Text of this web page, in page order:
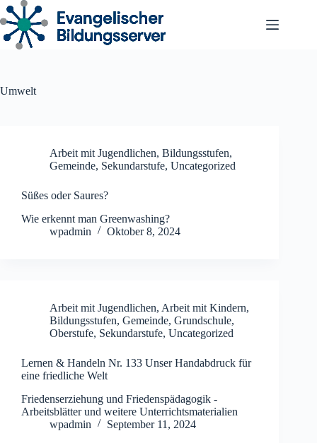
Zum
Inhalt
springen
Umwelt
Arbeit mit Jugendlichen, Bildungsstufen,
Gemeinde, Sekundarstufe, Uncategorized
Süßes oder Saures?
Wie erkennt man Greenwashing?
wpadmin
Oktober 8, 2024
Arbeit mit Jugendlichen, Arbeit mit Kindern,
Bildungsstufen, Gemeinde, Grundschule,
Oberstufe, Sekundarstufe, Uncategorized
Lernen & Handeln Nr. 133 Unser Handabdruck für
eine friedliche Welt
Friedenserziehung und Friedenspädagogik -
Arbeitsblätter und weitere Unterrichtsmaterialien
wpadmin
September 11, 2024